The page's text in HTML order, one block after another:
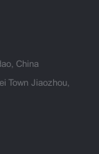
China
Town Jiaozhou,